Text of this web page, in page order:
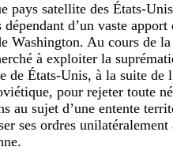
pays satellite des États-
d’un vaste apport
Washington. Au cours de
à exploiter la
de États-Unis, à la suite de
pour rejeter toute
au sujet d’une entente
ses ordres